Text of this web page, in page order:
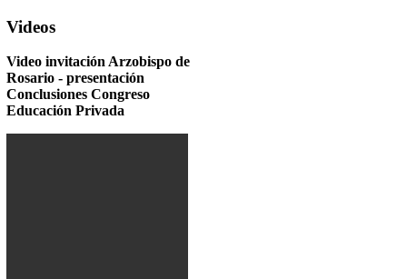
Videos
Video invitación Arzobispo de
Rosario - presentación
Conclusiones Congreso
Educación Privada